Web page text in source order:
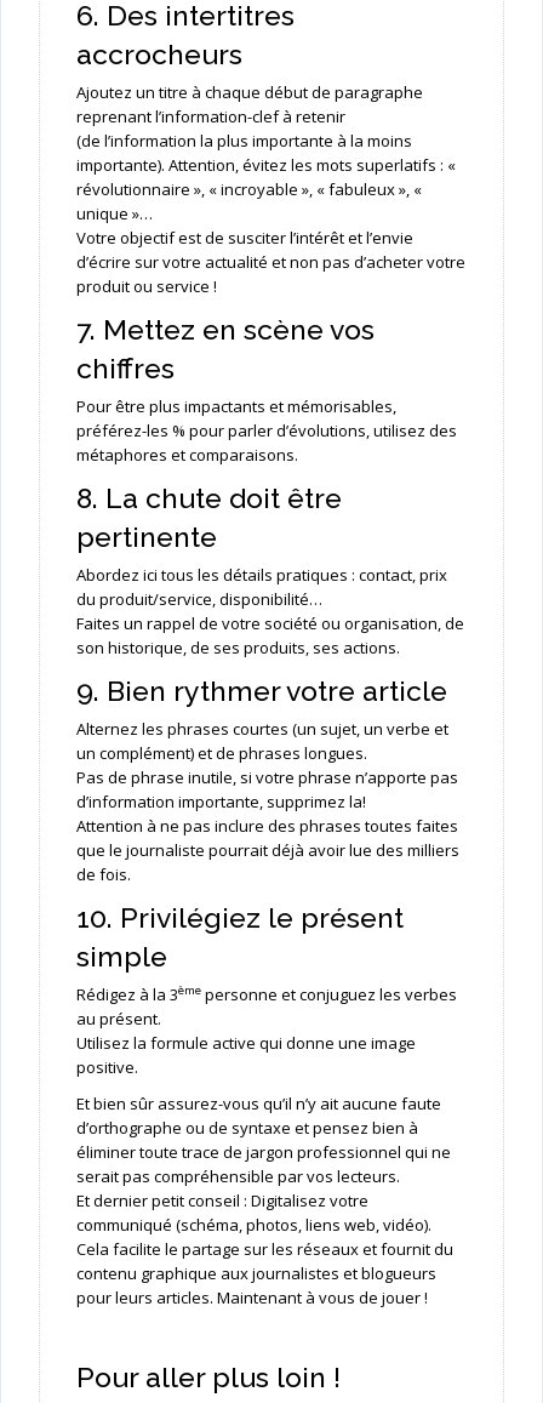
6. Des intertitres
accrocheurs
Ajoutez un titre à chaque début de paragraphe
reprenant l’information-clef à retenir
(de l’information la plus importante à la moins
importante). Attention, évitez les mots superlatifs : «
révolutionnaire », « incroyable », « fabuleux », «
unique »…
Votre objectif est de susciter l’intérêt et l’envie
d’écrire sur votre actualité et non pas d’acheter votre
produit ou service !
7. Mettez en scène vos
chiffres
Pour être plus impactants et mémorisables,
préférez-les % pour parler d’évolutions, utilisez des
métaphores et comparaisons.
8. La chute doit être
pertinente
Abordez ici tous les détails pratiques : contact, prix
du produit/service, disponibilité…
Faites un rappel de votre société ou organisation, de
son historique, de ses produits, ses actions.
9. Bien rythmer votre article
Alternez les phrases courtes (un sujet, un verbe et
un complément) et de phrases longues.
Pas de phrase inutile, si votre phrase n’apporte pas
d’information importante, supprimez la!
Attention à ne pas inclure des phrases toutes faites
que le journaliste pourrait déjà avoir lue des milliers
de fois.
10. Privilégiez le présent
simple
Rédigez à la 3èmepersonne et conjuguez les verbes
au présent.
Utilisez la formule active qui donne une image
positive.
Et bien sûr assurez-vous qu’il n’y ait aucune faute
d’orthographe ou de syntaxe et pensez bien à
éliminer toute trace de jargon professionnel qui ne
serait pas compréhensible par vos lecteurs.
Et dernier petit conseil : Digitalisez votre
communiqué (schéma, photos, liens web, vidéo).
Cela facilite le partage sur les réseaux et fournit du
contenu graphique aux journalistes et blogueurs
pour leurs articles. Maintenant à vous de jouer !
Pour aller plus loin !